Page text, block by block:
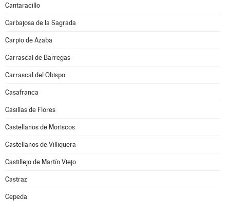
Cantaracillo
Carbajosa de la Sagrada
Carpio de Azaba
Carrascal de Barregas
Carrascal del Obispo
Casafranca
Casillas de Flores
Castellanos de Moriscos
Castellanos de Villiquera
Castillejo de Martín Viejo
Castraz
Cepeda